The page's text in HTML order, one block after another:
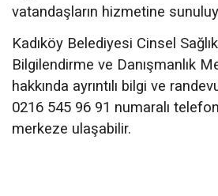
vatandaşların hizmetine
Kadıköy Belediyesi Cinsel
Bilgilendirme ve Danışmanlık
hakkında ayrıntılı bilgi ve
0216 545 96 91 numaralı
merkeze ulaşabilir.